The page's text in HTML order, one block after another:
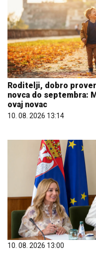
Roditelji, dobro
novca do septembra:
ovaj novac
10. 08. 2026 13:14
10. 08. 2026 13:00